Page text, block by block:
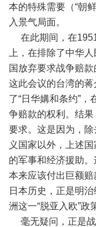
本的特殊需要（“朝
入景气局面。
在此期间，在
上，在排除了中华
国放弃要求战争赔
这此会议的台湾的
了“日华媾和条约”
争赔款的权利。结
要求。这是因为，
义国家以外，上述
的军事和经济援助
本来应该付出巨额
日本历史，正是明
洲这一“脱亚入欧”
毫无疑问，正是战